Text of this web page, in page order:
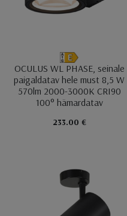
OCULUS WL PHASE, seinale
paigaldatav hele must 8,5 W
570lm 2000-3000K CRI90
100° hämardatav
233.00 €